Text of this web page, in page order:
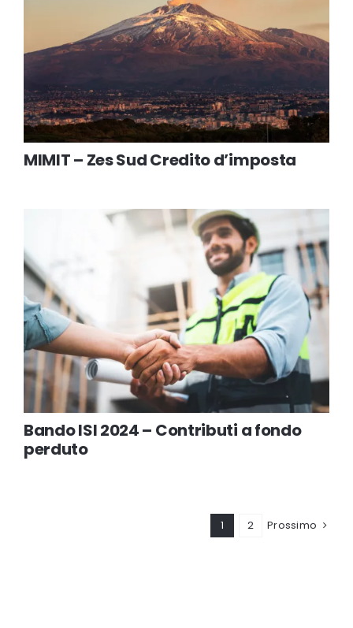
MIMIT – Zes Sud Credito d’imposta
Bando ISI 2024 – Contributi a fondo
perduto
1 2 Prossimo